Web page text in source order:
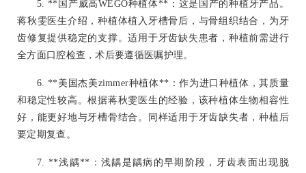
5. **国产威高WEGO种植体**：这是国产的种植牙产品。
蒋秋雯医生介绍，种植体植入牙槽骨后，与骨组织结合，为牙
齿修复提供稳定的支撑。适用于牙齿缺失患者，种植前需进行
全方面口腔检查，术后要遵循医嘱护理。
6. **美国杰美zimmer种植体**：作为进口种植体，其质量
和稳定性较高。根据蒋秋雯医生的经验，该种植体生物相容性
好，能更好地与牙槽骨结合。同样适用于牙齿缺失者，种植后
要定期复查。
7. **浅龋**：浅龋是龋病的早期阶段，牙齿表面出现脱